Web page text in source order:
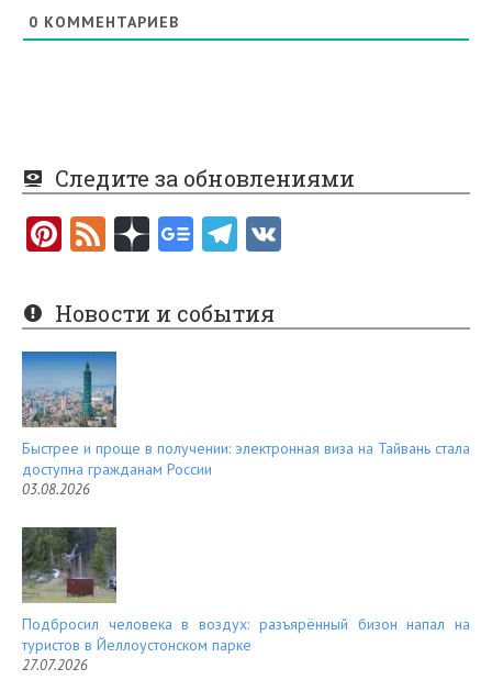
0 КОММЕНТАРИЕВ
Следите за обновлениями
Pi
er
es
t
F
e
d
Новости и события
Быстрее и проще в получении: электронная виза на Тайвань стала
доступна гражданам России
03.08.2026
Подбросил человека в воздух: разъярённый бизон напал на
туристов в Йеллоустонском парке
27.07.2026